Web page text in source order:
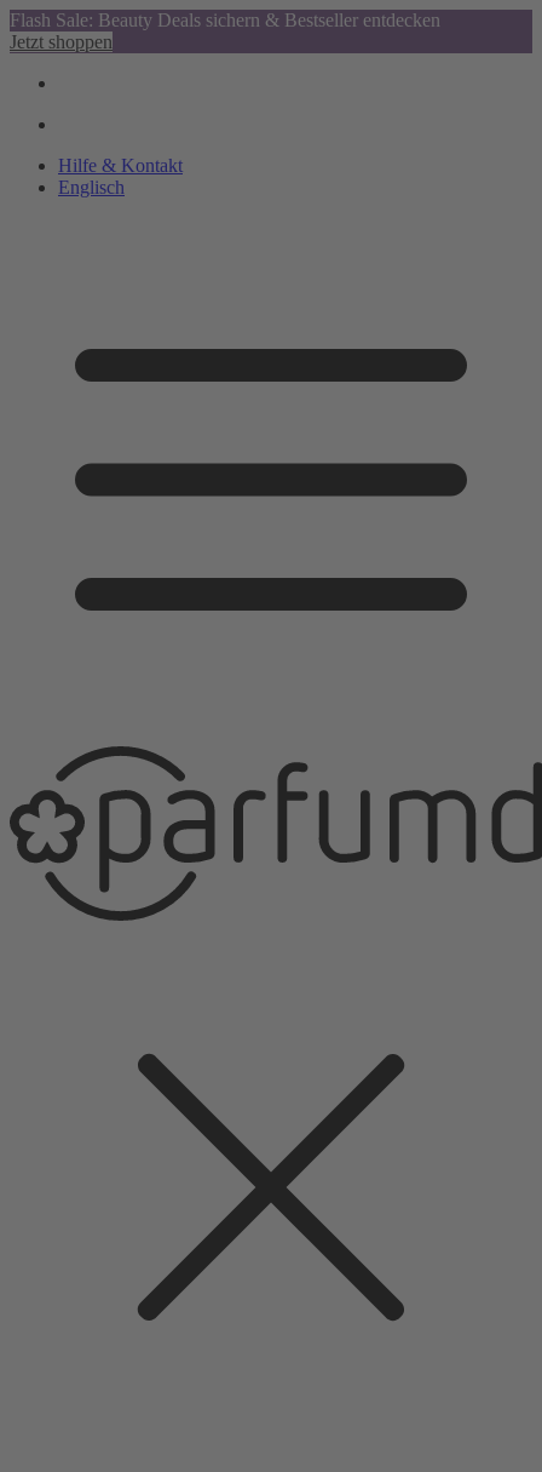
Flash Sale: Beauty Deals sichern & Bestseller entdecken
Jetzt shoppen
Hilfe & Kontakt
Englisch